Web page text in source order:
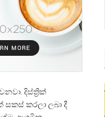
දිස්ත්‍රික්
කරලා ලබා දී